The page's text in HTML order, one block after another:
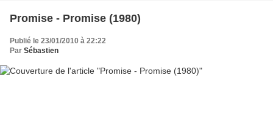
Promise - Promise (1980)
Publié le 23/01/2010 à 22:22
Par Sébastien